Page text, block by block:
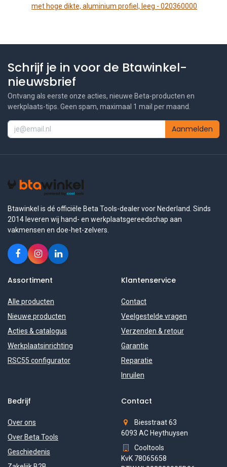
met hoge dikte, aluminium profiel, leeg - 020360000
Schrijf je in voor de Btawinkel-
nieuwsbrief
Ontvang als eerste onze acties, nieuwe Beta-producten en
werkplaats-tips. Geen spam, maximaal 1 mail per maand.
Aanmelden
Btawinkel is dé officiële Beta Tools-dealer voor Nederland. Sinds
2014 leveren wij hand- en werkplaatsgereedschap aan
vakmensen en doe-het-zelvers.
Assortiment
Alle producten
Nieuwe producten
Acties & catalogus
Werkplaatsinrichting
RSC55 configurator
Klantenservice
Contact
Veelgestelde vragen
Verzenden & retour
Garantie
Reparatie
Inruilen
Bedrijf
Over ons
Over Beta Tools
Geschiedenis
Contact
Biesstraat 63
6093 AC Heythuysen
Cooltools
KvK 78065658